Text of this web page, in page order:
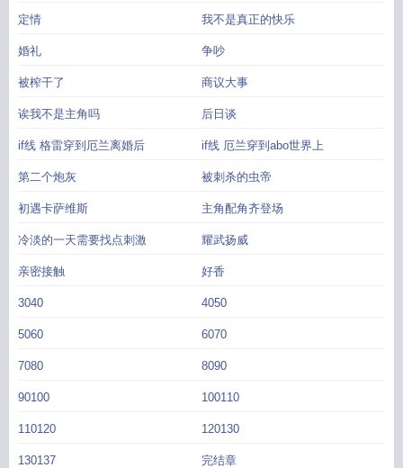
定情 我不是真正的快乐
婚礼 争吵
被榨干了 商议大事
诶我不是主角吗 后日谈
if线 格雷穿到厄兰离婚后 if线 厄兰穿到abo世界上
第二个炮灰 被刺杀的虫帝
初遇卡萨维斯 主角配角齐登场
冷淡的一天需要找点刺激 耀武扬威
亲密接触 好香
3040 4050
5060 6070
7080 8090
90100 100110
110120 120130
130137 完结章